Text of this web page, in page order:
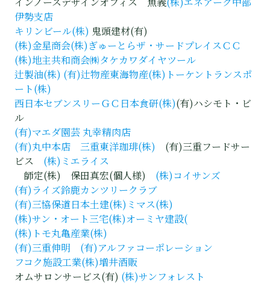
伊勢支店
キリンビール(株) 鬼頭建材(有)
(株)金星商会(株)ぎゅーとらザ・サードプレイスＣＣ
(株)地主共和商会㈱タケカワダイヤツール
辻製油(株) (有)辻物産東海物産(株) トーケントランスポ
ート(株)
西日本セブンスリーＧＣ 日本食研(株)(有)ハシモト・ビ
ル
(有)マエダ園芸 丸幸精肉店
(有)丸中本店 三重東洋珈琲(株) (有)三重フードサー
ビス (株)ミエライス
師定(株) 保田真宏(個人様)
(株)コイサンズ
(有)ライズ鈴鹿カンツリークラブ
(有)三協保道日本土建(株) ミマス(株)
(株)サン・オート三宅(株)オーミヤ建設(
(株)トモ丸亀産業(株)
(有)三重伸明
(有)アルファコーポレーション
フコク施設工業(株)増井酒販
オムサロンサービス(有) (株)サンフォレスト